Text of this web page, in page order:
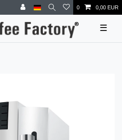
0 0,00 EUR
☰